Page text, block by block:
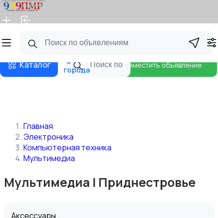
Главная
Каталог
города
Разместить объявление
Главная
Электроника
Компьютерная техника
Мультимедиа
Мультимедиа | Приднестровье
Аксессуары